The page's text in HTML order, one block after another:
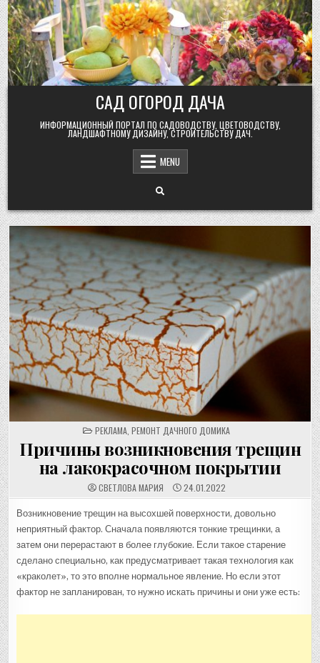
Skip
to
content
САД ОГОРОД ДАЧА
ИНФОРМАЦИОННЫЙ ПОРТАЛ ПО САДОВОДСТВУ, ЦВЕТОВОДСТВУ,
ЛАНДШАФТНОМУ ДИЗАЙНУ, СТРОИТЕЛЬСТВУ ДАЧ.
MENU
POSTED
IN
РЕКЛАМА РЕМОНТ ДАЧНОГО ДОМИКА
Причины возникновения трещин
на лакокрасочном покрытии
СВЕТЛОВА МАРИЯ 24.01.2022
Возникновение трещин на высохшей поверхности, довольно
неприятный фактор. Сначала появляются тонкие трещинки, а
затем они перерастают в более глубокие. Если такое старение
сделано специально, как предусматривает такая технология как
«краколет», то это вполне нормальное явление. Но если этот
фактор не запланирован, то нужно искать причины и они уже есть: